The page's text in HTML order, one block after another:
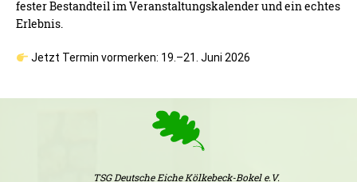
fester Bestandteil im Veranstaltungskalender und ein echtes
Erlebnis.
Jetzt Termin vormerken: 19.–21. Juni 2026
TSG Deutsche Eiche Kölkebeck-Bokel e.V.